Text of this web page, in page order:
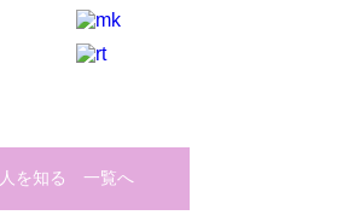
人を知る 一覧へ